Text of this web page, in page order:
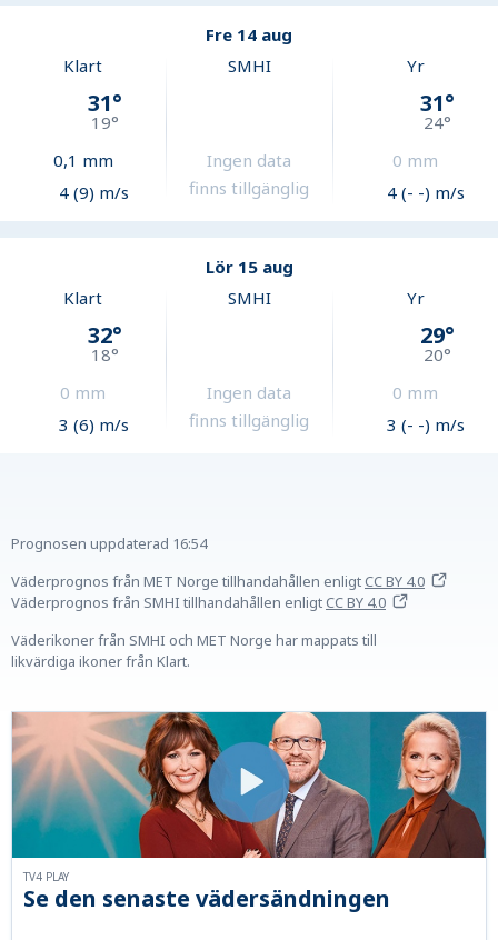
Fre 14 aug
Klart
31°
19°
0,1 mm
4 (9) m/s
SMHI
Ingen data
finns tillgänglig
Yr
31°
24°
0 mm
4 (- -) m/s
Lör 15 aug
Klart
32°
18°
0 mm
3 (6) m/s
SMHI
Ingen data
finns tillgänglig
Yr
29°
20°
0 mm
3 (- -) m/s
Prognosen uppdaterad 16:54
Väderprognos från MET Norge tillhandahållen enligtCC BY 4.0
Väderprognos från SMHI tillhandahållen enligtCC BY 4.0
Väderikoner från SMHI och MET Norge har mappats till
likvärdiga ikoner från Klart.
Se den senaste vädersändningen
TV4 PLAY